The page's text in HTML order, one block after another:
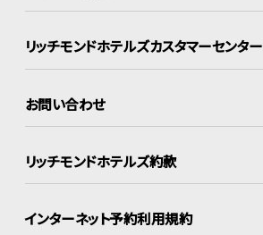
リッチモンドホテルズカスタマーセンター
お問い合わせ
リッチモンドホテルズ約款
インターネット予約利用規約